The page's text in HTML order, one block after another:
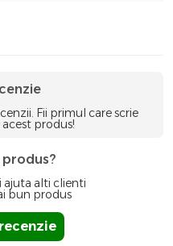
Fii primul care scrie
produs!
ajuta alti clienti
bun produs